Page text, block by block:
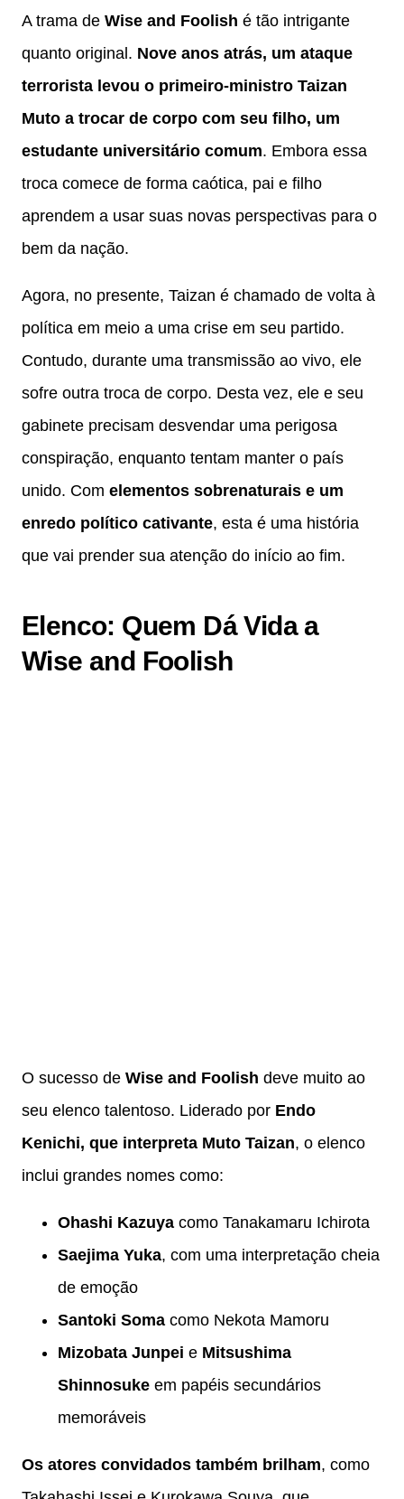
A trama de Wise and Foolish é tão intrigante
quanto original. Nove anos atrás, um ataque
terrorista levou o primeiro-ministro Taizan
Muto a trocar de corpo com seu filho, um
estudante universitário comum. Embora essa
troca comece de forma caótica, pai e filho
aprendem a usar suas novas perspectivas para o
bem da nação.
Agora, no presente, Taizan é chamado de volta à
política em meio a uma crise em seu partido.
Contudo, durante uma transmissão ao vivo, ele
sofre outra troca de corpo. Desta vez, ele e seu
gabinete precisam desvendar uma perigosa
conspiração, enquanto tentam manter o país
unido. Com elementos sobrenaturais e um
enredo político cativante, esta é uma história
que vai prender sua atenção do início ao fim.
Elenco: Quem Dá Vida a
Wise and Foolish
O sucesso de Wise and Foolish deve muito ao
seu elenco talentoso. Liderado por Endo
Kenichi, que interpreta Muto Taizan, o elenco
inclui grandes nomes como:
Ohashi Kazuya como Tanakamaru Ichirota
Saejima Yuka, com uma interpretação cheia
de emoção
Santoki Soma como Nekota Mamoru
Mizobata Junpei e Mitsushima
Shinnosuke em papéis secundários
memoráveis
Os atores convidados também brilham, como